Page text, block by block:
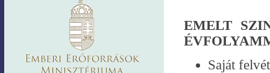
EMELT
Saját